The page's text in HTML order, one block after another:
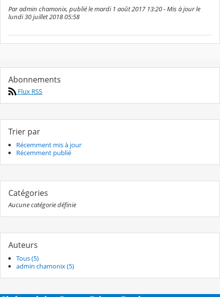
Par admin chamonix, publié le mardi 1 août 2017 13:20 - Mis à jour le
lundi 30 juillet 2018 05:58
Abonnements
Flux RSS
Trier par
Récemment mis à jour
Récemment publié
Catégories
Aucune catégorie définie
Auteurs
Tous (5)
admin chamonix (5)